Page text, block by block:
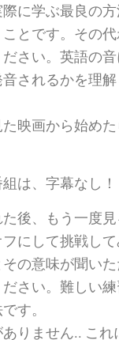
に学ぶ最良の
とです。その
さい。英語の
されるかを理
映画から始め
は、 字幕なし！
後、もう一度
にして挑戦して
の意味が聞い
さい。難しい
す。
りません.. これ